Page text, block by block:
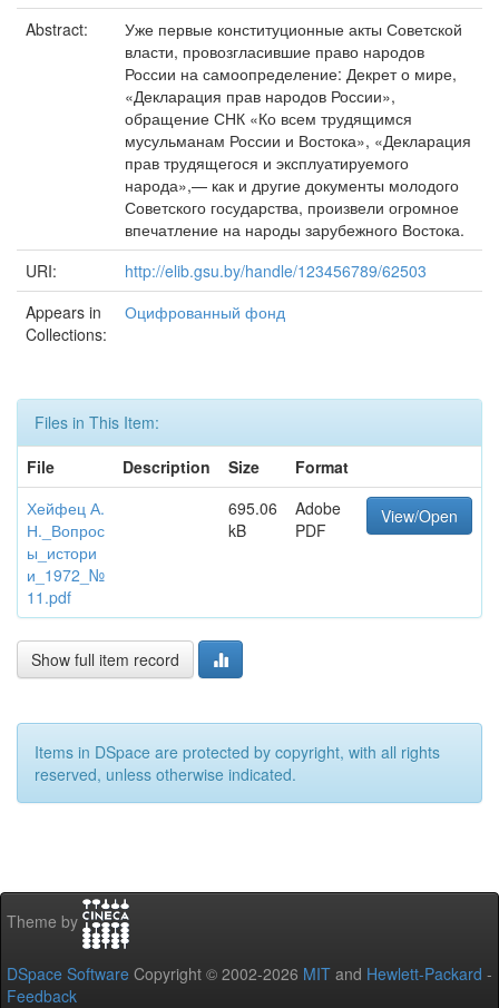
Abstract:
Уже первые конституционные акты Советской
власти, провозгласившие право народов
России на самоопределение: Декрет о мире,
«Декларация прав народов России»,
обращение СНК «Ко всем трудящимся
мусульманам России и Востока», «Декларация
прав трудящегося и эксплуатируемого
народа»,— как и другие документы молодого
Советского государства, произвели огромное
впечатление на народы зарубежного Востока.
URI:
http://elib.gsu.by/handle/123456789/62503
Appears in
Collections:
Оцифрованный фонд
Files in This Item:
File
Description Size
Format
Хейфец А.
Н._Вопрос
ы_истори
и_1972_№
11.pdf
695.06
kB
Adobe
PDF
View/Open
Show full item record
Items in DSpace are protected by copyright, with all rights
reserved, unless otherwise indicated.
Theme by
DSpace Software Copyright © 2002-2026 MIT and Hewlett-Packard -
Feedback